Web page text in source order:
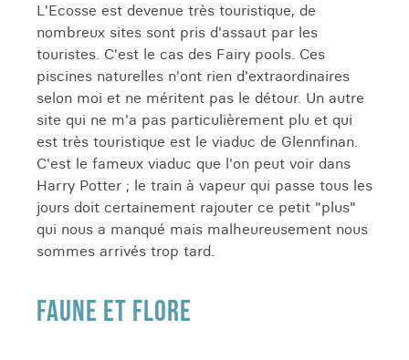
L'Ecosse est devenue très touristique, de
nombreux sites sont pris d'assaut par les
touristes. C'est le cas des Fairy pools. Ces
piscines naturelles n'ont rien d'extraordinaires
selon moi et ne méritent pas le détour. Un autre
site qui ne m'a pas particulièrement plu et qui
est très touristique est le viaduc de Glennfinan.
C'est le fameux viaduc que l'on peut voir dans
Harry Potter ; le train à vapeur qui passe tous les
jours doit certainement rajouter ce petit "plus"
qui nous a manqué mais malheureusement nous
sommes arrivés trop tard.
FAUNE ET FLORE